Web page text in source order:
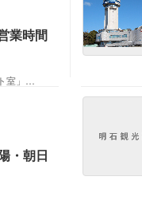
業時間
室」…
・朝日